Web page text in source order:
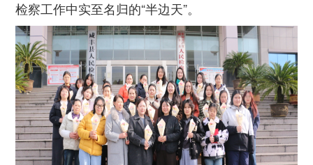
检察工作中实至名归的“半边天”。